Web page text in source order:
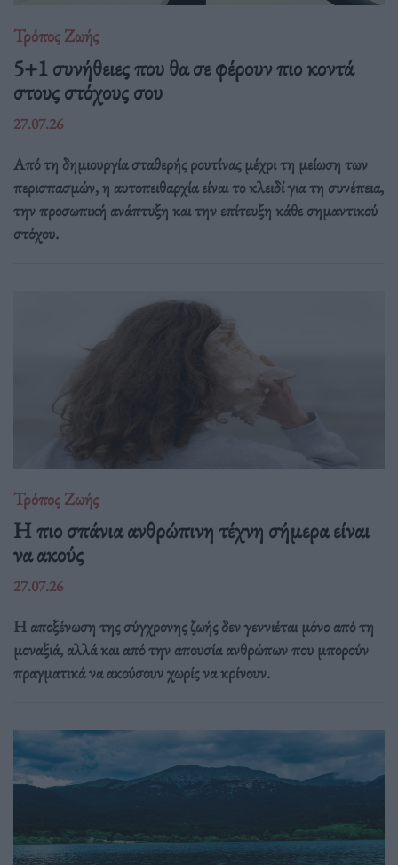
Τρόπος Ζωής
5+1 συνήθειες που θα σε φέρουν πιο κοντά
στους στόχους σου
27.07.26
Από τη δημιουργία σταθερής ρουτίνας μέχρι τη μείωση των
περισπασμών, η αυτοπειθαρχία είναι το κλειδί για τη συνέπεια,
την προσωπική ανάπτυξη και την επίτευξη κάθε σημαντικού
στόχου.
Τρόπος Ζωής
Η πιο σπάνια ανθρώπινη τέχνη σήμερα είναι
να ακούς
27.07.26
Η αποξένωση της σύγχρονης ζωής δεν γεννιέται μόνο από τη
μοναξιά, αλλά και από την απουσία ανθρώπων που μπορούν
πραγματικά να ακούσουν χωρίς να κρίνουν.